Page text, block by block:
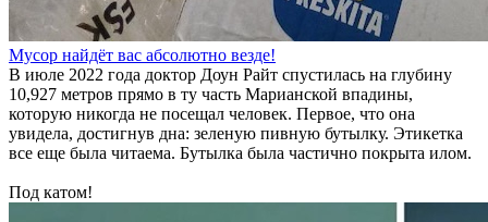
Мусор найдёт вас абсолютно везде!
В июле 2022 года доктор Доун Райт спустилась на глубину
10,927 метров прямо в ту часть Марианской впадины,
которую никогда не посещал человек. Первое, что она
увидела, достигнув дна: зеленую пивную бутылку. Этикетка
все еще была читаема. Бутылка была частично покрыта илом.
Под катом!